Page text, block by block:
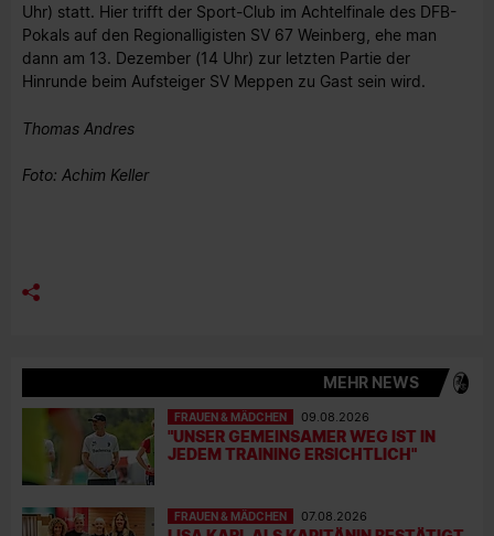
Uhr) statt. Hier trifft der Sport-Club im Achtelfinale des DFB-
Pokals auf den Regionalligisten SV 67 Weinberg, ehe man
dann am 13. Dezember (14 Uhr) zur letzten Partie der
Hinrunde beim Aufsteiger SV Meppen zu Gast sein wird.
Thomas Andres
Foto: Achim Keller
MEHR NEWS
FRAUEN & MÄDCHEN 09.08.2026
"UNSER GEMEINSAMER WEG IST IN
JEDEM TRAINING ERSICHTLICH"
FRAUEN & MÄDCHEN 07.08.2026